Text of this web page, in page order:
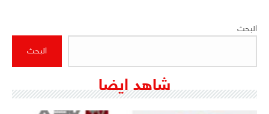
البحث
البحث
شاهد ايضا